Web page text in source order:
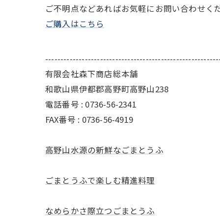
ご不明点などあればお気軽にお問い合わせく
ご購入はこちら
有限会社森下商店総本舗
和歌山県伊都郡高野町高野山238
電話番号 : 0736-56-2341
FAX番号 : 0736-56-4919
高野山水源の新鮮なごまとうふ
ごまとうふで楽しむ精進料理
なめらかさ際立つごまとうふ